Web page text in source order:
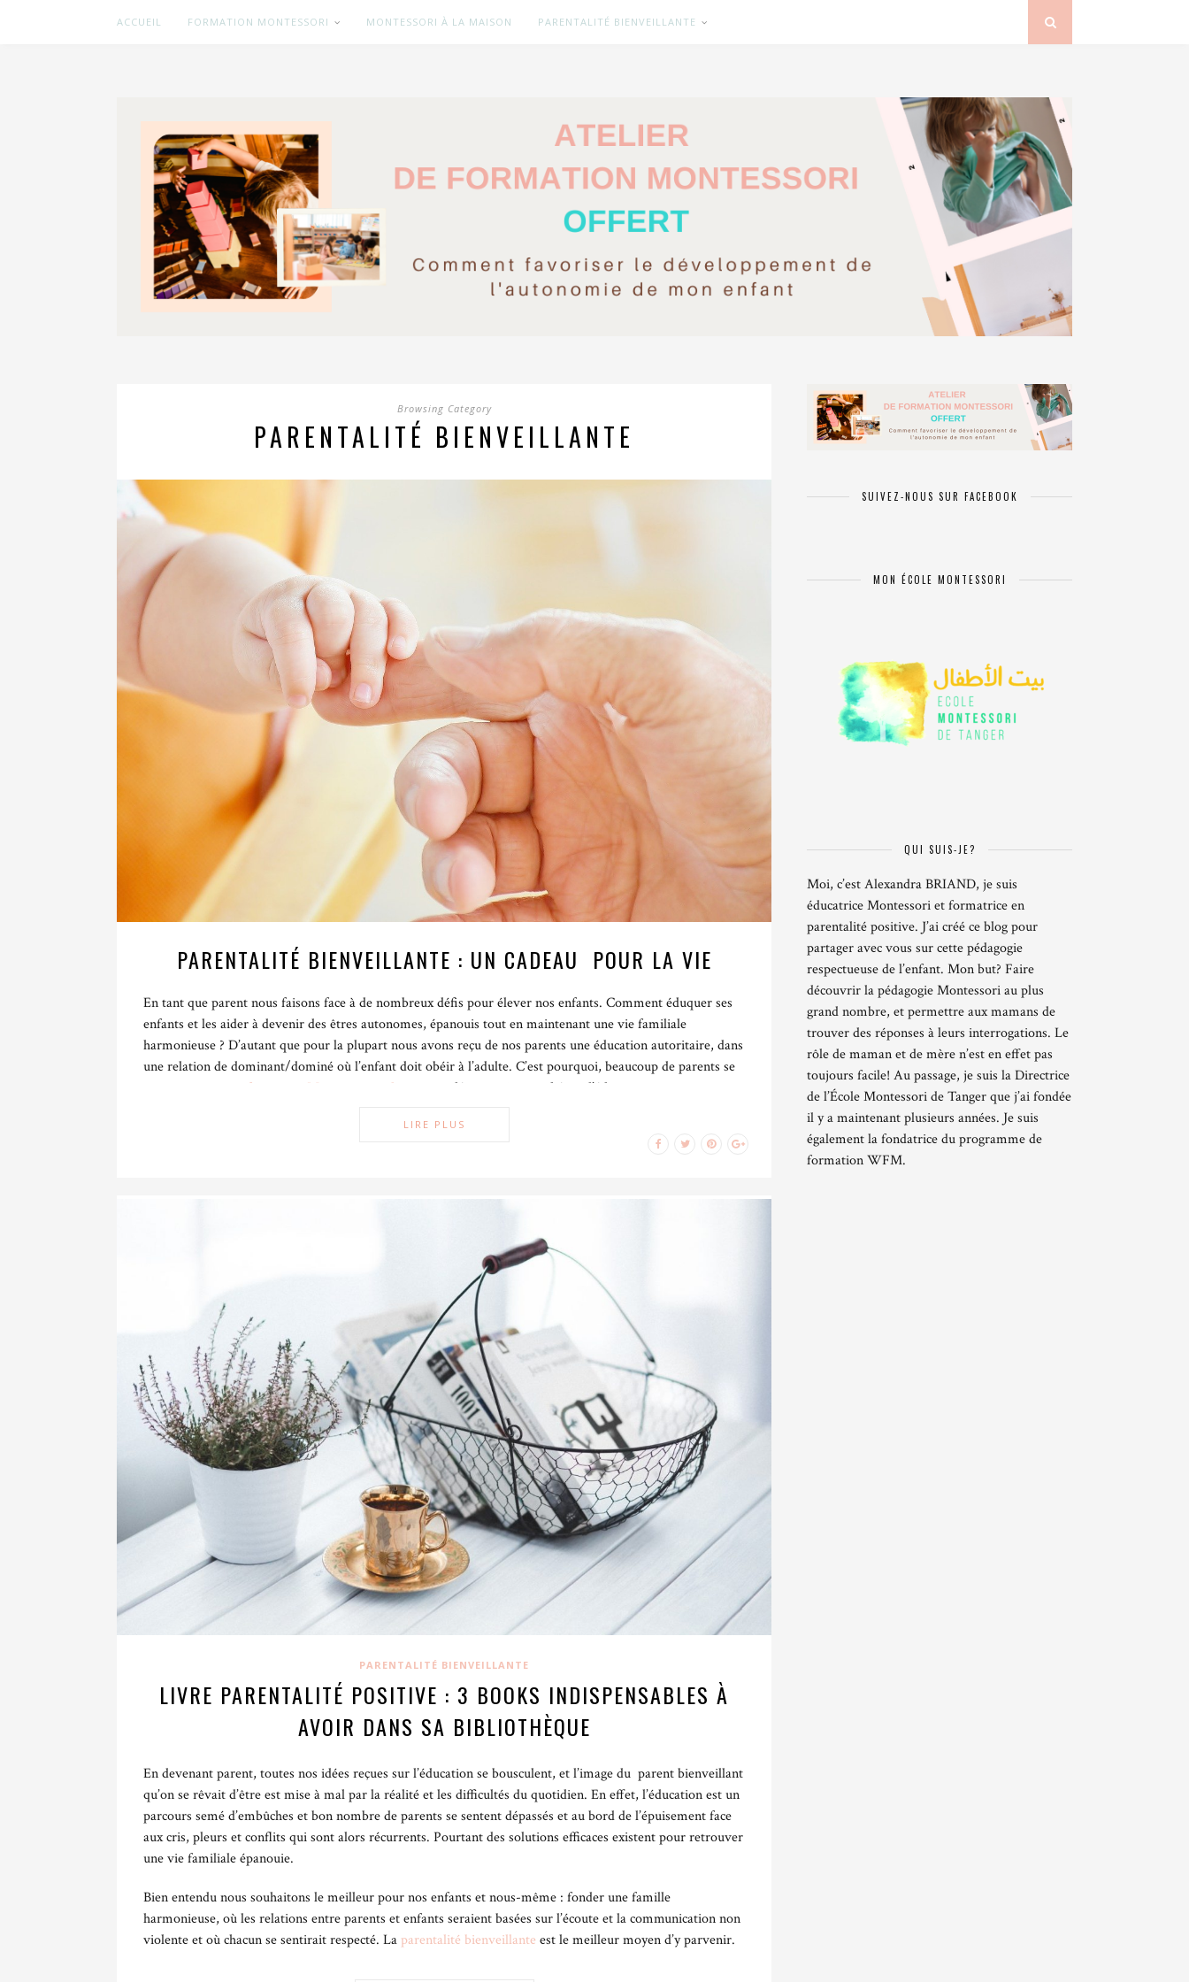
ACCUEIL FORMATION MONTESSORI MONTESSORI À LA MAISON PARENTALITÉ BIENVEILLANTE
Browsing Category
PARENTALITÉ BIENVEILLANTE
PARENTALITÉ BIENVEILLANTE : UN CADEAU POUR LA VIE
En tant que parent nous faisons face à de nombreux défis pour élever nos enfants. Comment éduquer ses
enfants et les aider à devenir des êtres autonomes, épanouis tout en maintenant une vie familiale
harmonieuse ? D’autant que pour la plupart nous avons reçu de nos parents une éducation autoritaire, dans
une relation de dominant/dominé où l’enfant doit obéir à l’adulte. C’est pourquoi, beaucoup de parents se
une formation Montessori en ligne pour déconstruire ce schéma d’éducation.
Pourtant les faits sont là : les avancées scientifiques, notamment en neurosciences, ont permis de mettre en
avant les impacts négatifs des violences éducatives. Fessées, cris, paroles blessantes et /ou humiliantes sont
progressivement remplacée par une autre manière d’éduquer: une éducation non-violente, basée sur une
besoins de l’enfant
. En effet la parentalité bienveillante
(ou parentalité positive) repose avant tout sur le respect et l’empathie vis-à-vis de l’enfant.
« Si les punitions éduquaient il y a belle lurette que l’espèce humaine ne commettrait plus de
crime » (Isabelle Filliozat)
Désormais il ne s’agit plus de punir, ou de vouloir « faire obéir » l’enfant, mais plutôt de l’encourager à
coopérer en posant un cadre bienveillant.
Bienfaits de l’éducation positive
On associe souvent l’éducation positive à une attitude laxiste : mais il n’en est rien ! Or certains persistent à
la décrier, à l’instar de la méthode Montessori qui axe sa pédagogie notamment sur le respect du rythme de
Voici un article pour comprendre ce qu’est la pédagogie Montessori
Pourtant ses bienfaits sont nombreux et répondent aussi bien aux besoins des enfants qu’à ceux de leurs
parents.
Autonomie et confiance en soi : la clé pour des enfants épanouis
L’éducation de l’enfant de façon bienveillante aide d’avantage l’enfant à s’épanouir sur le plan émotionnel et
social : en développant une relation parent-enfant respectueuse et sécurisante, l’enfant sera davantage en
confiance pour exprimer ses émotions, explorer son environnement et développer des liens sociaux.
créativité, de faire ses propres choix et de sortir de sa zone de confort et in fine à développer sa confiance
en lui-même.
Une vie de famille harmonieuse
deviendra à son tour une personne bienveillante envers les personnes avec qui il interagit.
En conséquence, un environnement familial épanouissant où chaque membre se sent à l’aise pour exprimer
LIRE PLUS
PARENTALITÉ BIENVEILLANTE
LIVRE PARENTALITÉ POSITIVE : 3 BOOKS INDISPENSABLES À
AVOIR DANS SA BIBLIOTHÈQUE
En devenant parent, toutes nos idées reçues sur l’éducation se bousculent, et l’image du parent bienveillant
qu’on se rêvait d’être est mise à mal par la réalité et les difficultés du quotidien. En effet, l’éducation est un
parcours semé d’embûches et bon nombre de parents se sentent dépassés et au bord de l’épuisement face
aux cris, pleurs et conflits qui sont alors récurrents. Pourtant des solutions efficaces existent pour retrouver
une vie familiale épanouie.
Bien entendu nous souhaitons le meilleur pour nos enfants et nous-même : fonder une famille
harmonieuse, où les relations entre parents et enfants seraient basées sur l’écoute et la communication non
violente et où chacun se sentirait respecté. La parentalité bienveillante est le meilleur moyen d’y parvenir.
SUIVEZ-NOUS SUR FACEBOOK
MON ÉCOLE MONTESSORI
QUI SUIS-JE?
Moi, c’est Alexandra BRIAND, je suis
éducatrice Montessori et formatrice en
parentalité positive. J’ai créé ce blog pour
partager avec vous sur cette pédagogie
respectueuse de l’enfant. Mon but? Faire
découvrir la pédagogie Montessori au plus
grand nombre, et permettre aux mamans de
trouver des réponses à leurs interrogations. Le
rôle de maman et de mère n’est en effet pas
toujours facile! Au passage, je suis la Directrice
de l’École Montessori de Tanger que j’ai fondée
il y a maintenant plusieurs années. Je suis
également la fondatrice du programme de
formation WFM.